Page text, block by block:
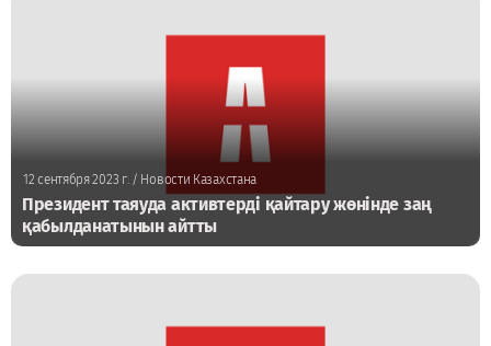
12 сентября 2023 г./ Новости Казахстана
Президент таяуда активтерді қайтару жөнінде заң
қабылданатынын айтты